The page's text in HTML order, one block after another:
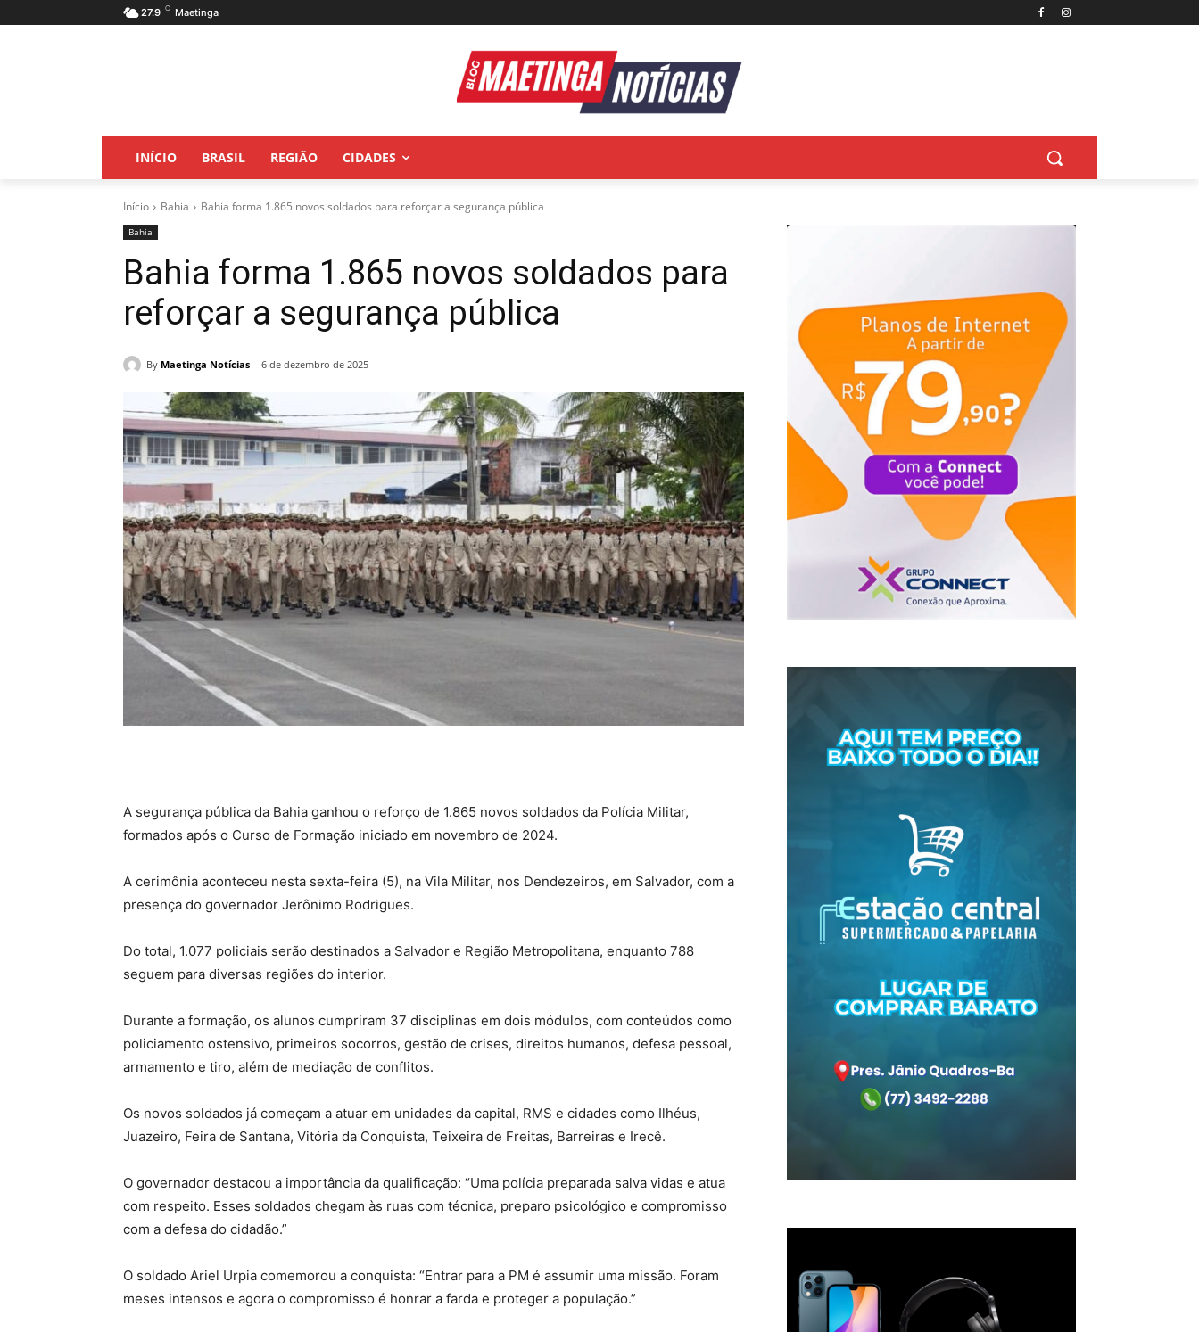
27.9 C Maetinga
INÍCIO BRASIL REGIÃO CIDADES
Início Bahia Bahia forma 1.865 novos soldados para reforçar a segurança pública
Bahia
Bahia forma 1.865 novos soldados para
reforçar a segurança pública
By Maetinga Notícias 6 de dezembro de 2025
A segurança pública da Bahia ganhou o reforço de 1.865 novos soldados da Polícia Militar,
formados após o Curso de Formação iniciado em novembro de 2024.
A cerimônia aconteceu nesta sexta-feira (5), na Vila Militar, nos Dendezeiros, em Salvador, com a
presença do governador Jerônimo Rodrigues.
Do total, 1.077 policiais serão destinados a Salvador e Região Metropolitana, enquanto 788
seguem para diversas regiões do interior.
Durante a formação, os alunos cumpriram 37 disciplinas em dois módulos, com conteúdos como
policiamento ostensivo, primeiros socorros, gestão de crises, direitos humanos, defesa pessoal,
armamento e tiro, além de mediação de conflitos.
Os novos soldados já começam a atuar em unidades da capital, RMS e cidades como Ilhéus,
Juazeiro, Feira de Santana, Vitória da Conquista, Teixeira de Freitas, Barreiras e Irecê.
O governador destacou a importância da qualificação: “Uma polícia preparada salva vidas e atua
com respeito. Esses soldados chegam às ruas com técnica, preparo psicológico e compromisso
com a defesa do cidadão.”
O soldado Ariel Urpia comemorou a conquista: “Entrar para a PM é assumir uma missão. Foram
meses intensos e agora o compromisso é honrar a farda e proteger a população.”